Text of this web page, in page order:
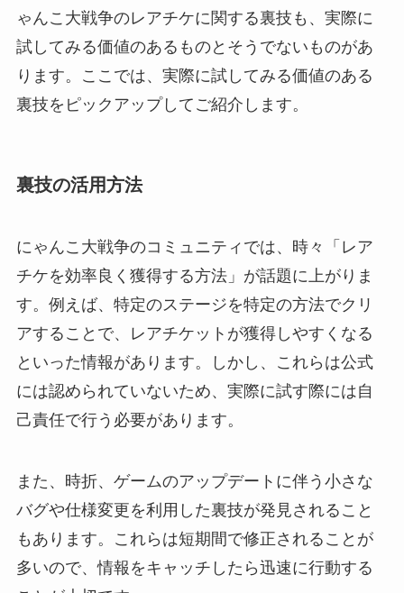
ゃんこ大戦争のレアチケに関する裏技も、実際に
試してみる価値のあるものとそうでないものがあ
ります。ここでは、実際に試してみる価値のある
裏技をピックアップしてご紹介します。
裏技の活用方法
にゃんこ大戦争のコミュニティでは、時々「レア
チケを効率良く獲得する方法」が話題に上がりま
す。例えば、特定のステージを特定の方法でクリ
アすることで、レアチケットが獲得しやすくなる
といった情報があります。しかし、これらは公式
には認められていないため、実際に試す際には自
己責任で行う必要があります。
また、時折、ゲームのアップデートに伴う小さな
バグや仕様変更を利用した裏技が発見されること
もあります。これらは短期間で修正されることが
多いので、情報をキャッチしたら迅速に行動する